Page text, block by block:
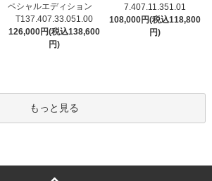
ペシャルエディション
T137.407.33.051.00
126,000円(税込138,600
円)
7.407.11.351.01
108,000円(税込118,800
円)
もっと見る